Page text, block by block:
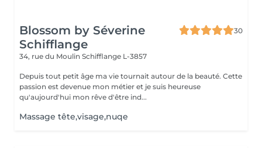
Blossom by Séverine
Schifflange
30
34, rue du Moulin Schifflange L-3857
Depuis tout petit âge ma vie tournait autour de la beauté. Cette
passion est devenue mon métier et je suis heureuse
qu'aujourd'hui mon rêve d'être ind...
Massage tête,visage,nuqe